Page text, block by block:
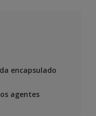
encapsulado
agentes